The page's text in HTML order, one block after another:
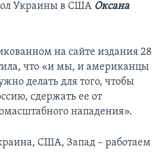
Украины в США Оксана
на сайте издания 28
что «и мы, и американцы
делать для того, чтобы
сдержать ее от
нападения».
США, Запад – работаем